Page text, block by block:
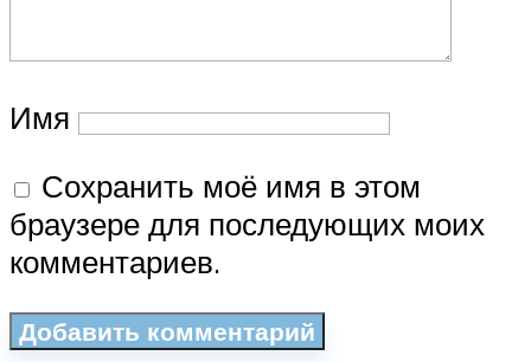
Имя
Сохранить моё имя в этом
браузере для последующих моих
комментариев.